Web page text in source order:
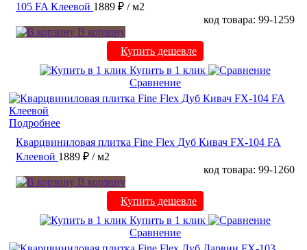
105 FA Клеевой 1889 ₽ / м2
код товара: 99-1259
В корзину
Купить дешевле
Купить в 1 клик
Сравнение
Подробнее
Кварцвиниловая плитка Fine Flex Дуб Кивач FX-104 FA
Клеевой 1889 ₽ / м2
код товара: 99-1260
В корзину
Купить дешевле
Купить в 1 клик
Сравнение